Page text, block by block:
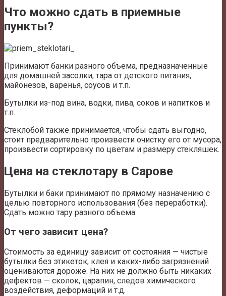
Что можно сдать в приемные
пункты?
Принимают банки разного объема, предназначенные
для домашней засолки, тара от детского питания,
майонезов, варенья, соусов и т.п.
Бутылки из-под вина, водки, пива, соков и напитков и
т.п.
Стеклобой также принимается, чтобы сдать выгодно,
стоит предварительно произвести очистку его от мусора,
произвести сортировку по цветам и размеру стекляшек.
Цена на стеклотару в Сарове
Бутылки и баки принимают по прямому назначению с
целью повторного использования (без переработки).
Сдать можно тару разного объема.
От чего зависит цена?
Стоимость за единицу зависит от состояния — чистые
бутылки без этикеток, клея и каких-либо загрязнений
оцениваются дороже. На них не должно быть никаких
дефектов — сколок, царапин, следов химического
воздействия, деформаций и т.д.